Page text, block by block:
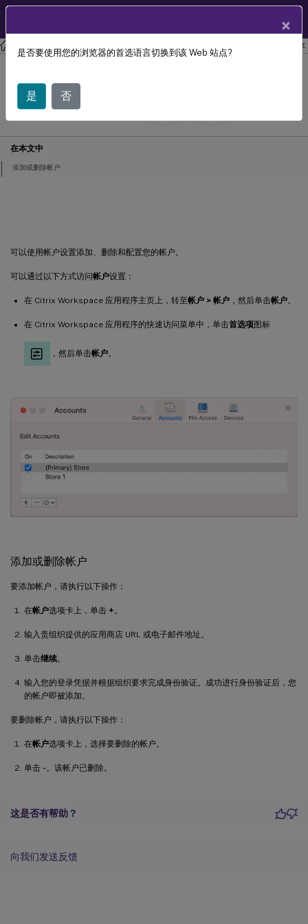
Citrix Workspace 应用程序 适用于 Mac 的 Citrix Workspace 应用程序
可以使用帐户设置添加、删除和配置您的帐户。
可以通过以下方式访问帐户设置：
在 Citrix Workspace 应用程序主页上，转至帐户 > 帐户 ，然后单击帐户。
在 Citrix Workspace 应用程序的快速访问菜单中，单击首选项图标
，然后单击帐户。
添加或删除帐户
要添加帐户，请执行以下操作：
在帐户选项卡上，单击 +。
输入贵组织提供的应用商店 URL 或电子邮件地址。
单击继续。
输入您的登录凭据并根据组织要求完成身份验证。成功进行身份验证后，您
的帐户即被添加。
要删除帐户，请执行以下操作：
在帐户选项卡上，选择要删除的帐户。
单击 -。该帐户已删除。
这是否有帮助？
向我们发送反馈
管理帐户
September 19,
2023
在本文中
添加或删除帐户
×
是否要使用您的浏览器的首选语言切换到该 Web 站点?
是 否